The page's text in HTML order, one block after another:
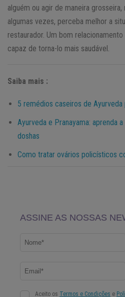
alguém ou agir de maneira
algumas vezes, perceba melhor a
restaurador. Um bom
capaz de torna-lo mais saudável.
Saiba mais :
5 remédios caseiros de Ayurveda
Ayurveda e Pranayama: aprenda
doshas
Como tratar ovários policísticos